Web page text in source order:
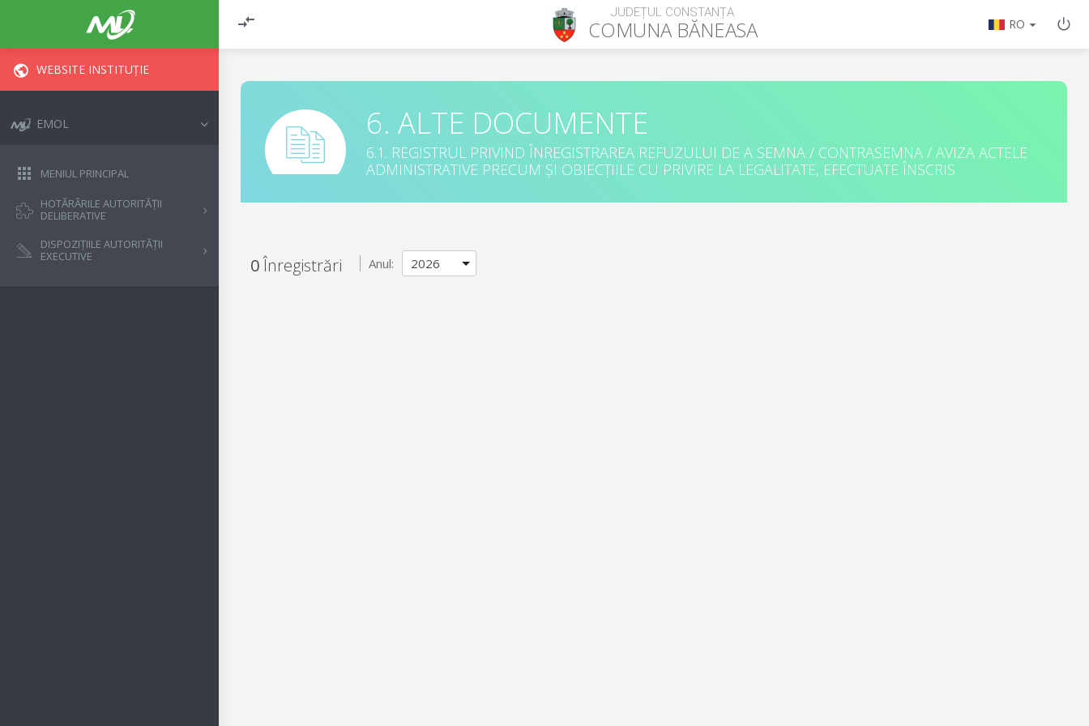
JUDEȚUL CONSTANȚA
COMUNA BĂNEASA RO
WEBSITE INSTITUȚIE
EMOL
MENIUL PRINCIPAL
HOTĂRÂRILE AUTORITĂȚII
DELIBERATIVE
DISPOZIȚIILE AUTORITĂȚII
EXECUTIVE
6. ALTE DOCUMENTE
6.1. REGISTRUL PRIVIND ÎNREGISTRAREA REFUZULUI DE A SEMNA / CONTRASEMNA / AVIZA ACTELE
ADMINISTRATIVE PRECUM ȘI OBIECȚIILE CU PRIVIRE LA LEGALITATE, EFECTUATE ÎNSCRIS
0Înregistrări Anul: